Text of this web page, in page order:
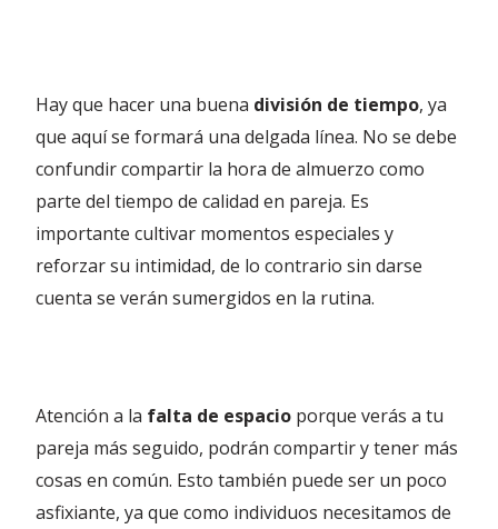
Hay que hacer una buena división de tiempo, ya
que aquí se formará una delgada línea. No se debe
confundir compartir la hora de almuerzo como
parte del tiempo de calidad en pareja. Es
importante cultivar momentos especiales y
reforzar su intimidad, de lo contrario sin darse
cuenta se verán sumergidos en la rutina.
Atención a la falta de espacio porque verás a tu
pareja más seguido, podrán compartir y tener más
cosas en común. Esto también puede ser un poco
asfixiante, ya que como individuos necesitamos de